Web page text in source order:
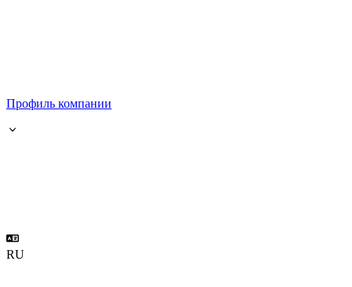
Профиль компании
RU